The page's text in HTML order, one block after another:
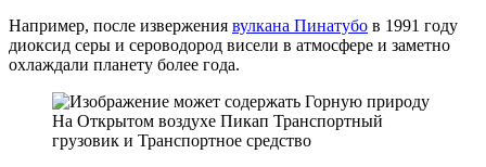
Например, после извержения вулкана Пинатубо в 1991 году
диоксид серы и сероводород висели в атмосфере и заметно
охлаждали планету более года.